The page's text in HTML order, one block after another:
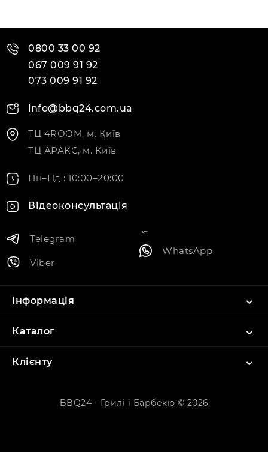
0800 33 00 92
067 009 91 92
073 009 91 92
info@bbq24.com.ua
ТЦ 4ROOM, м. Київ
ТЦ АРАКС, м. Київ
Пн–Нд : 10:00–20:00
Відеоконсультація
Telegram
Viber
WhatsApp
Інформація
Каталог
Клієнту
BBQ24 - Грилі і Барбекю © 2026